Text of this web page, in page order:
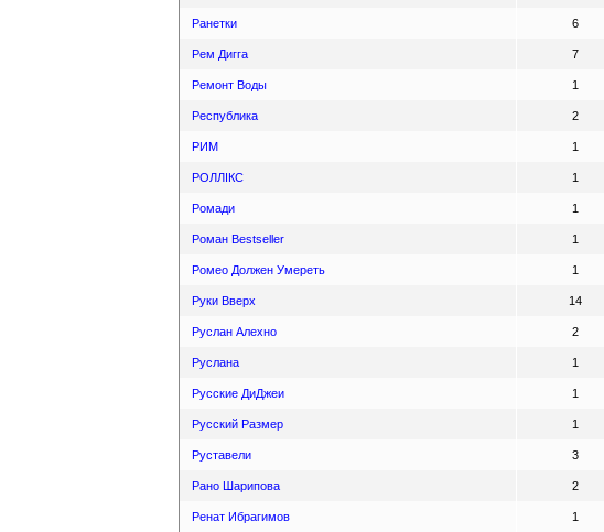
Ранетки 6
Рем Дигга 7
Ремонт Воды 1
Республика 2
РИМ 1
РОЛЛIКС 1
Ромади 1
Роман Bestseller 1
Ромео Должен Умереть 1
Руки Вверх 14
Руслан Алехно 2
Руслана 1
Русские ДиДжеи 1
Русский Размер 1
Руставели 3
Рано Шарипова 2
Ренат Ибрагимов 1